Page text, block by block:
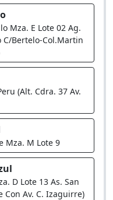
Mza. E Lote 02 Ag.
C/Bertelo-Col.Martin
(Alt. Cdra. 37 Av.
Mza. M Lote 9
D Lote 13 As. San
Con Av. C. Izaguirre)